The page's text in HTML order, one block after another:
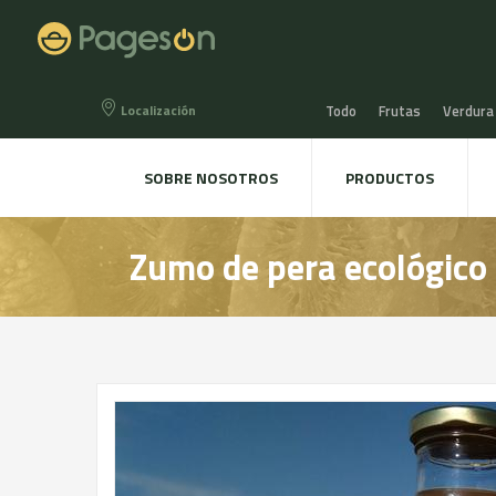
Localización Todo Frutas Verdura
Miel, Mermeladas y
Agua, Refrescos y Zumos
Directo a la mesa
SOBRE NOSOTROS PRODUCTOS
Zumo de pera